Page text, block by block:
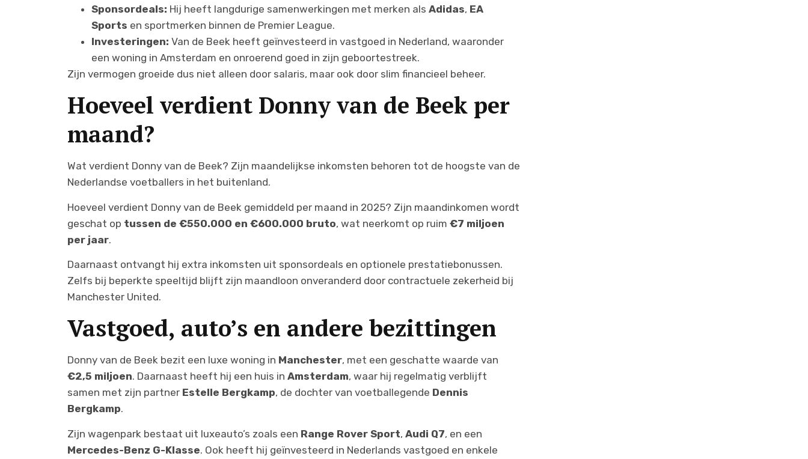
Sponsordeals: Hij heeft langdurige samenwerkingen met merken als Adidas, EA
Sports en sportmerken binnen de Premier League.
Investeringen: Van de Beek heeft geïnvesteerd in vastgoed in Nederland, waaronder
een woning in Amsterdam en onroerend goed in zijn geboortestreek.
Zijn vermogen groeide dus niet alleen door salaris, maar ook door slim financieel beheer.
Hoeveel verdient Donny van de Beek per
maand?
Wat verdient Donny van de Beek? Zijn maandelijkse inkomsten behoren tot de hoogste van de
Nederlandse voetballers in het buitenland.
Hoeveel verdient Donny van de Beek gemiddeld per maand in 2025? Zijn maandinkomen wordt
geschat op tussen de €550.000 en €600.000 bruto, wat neerkomt op ruim €7 miljoen
per jaar.
Daarnaast ontvangt hij extra inkomsten uit sponsordeals en optionele prestatiebonussen.
Zelfs bij beperkte speeltijd blijft zijn maandloon onveranderd door contractuele zekerheid bij
Manchester United.
Vastgoed, auto’s en andere bezittingen
Donny van de Beek bezit een luxe woning in Manchester, met een geschatte waarde van
€2,5 miljoen. Daarnaast heeft hij een huis in Amsterdam, waar hij regelmatig verblijft
samen met zijn partner Estelle Bergkamp, de dochter van voetballegende Dennis
Bergkamp.
Zijn wagenpark bestaat uit luxeauto’s zoals een Range Rover Sport, Audi Q7, en een
Mercedes-Benz G-Klasse. Ook heeft hij geïnvesteerd in Nederlands vastgoed en enkele